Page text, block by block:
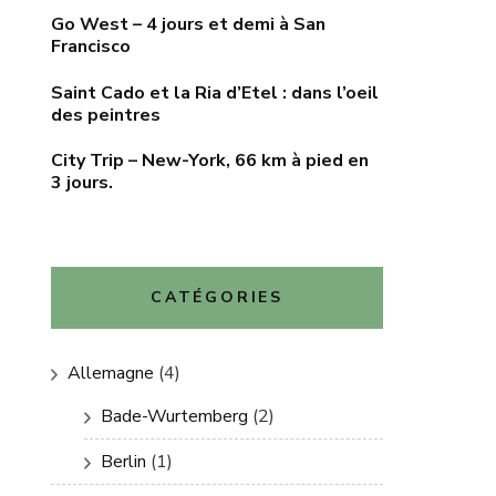
Go West – 4 jours et demi à San
Francisco
Saint Cado et la Ria d’Etel : dans l’oeil
des peintres
City Trip – New-York, 66 km à pied en
3 jours.
CATÉGORIES
Allemagne (4)
Bade-Wurtemberg (2)
Berlin (1)